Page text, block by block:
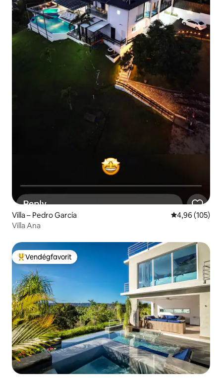
Villa – Pedro García Átlagos
4,96 (105)
Villa Ana
Kiemelt vendégfavorit
Vendégfavorit